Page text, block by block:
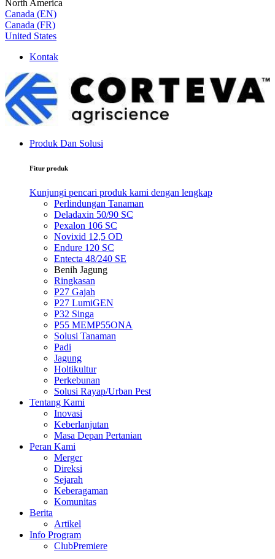
North America
Canada (EN)
Canada (FR)
United States
Kontak
Produk Dan Solusi
Fitur produk
Kunjungi pencari produk kami dengan lengkap
Perlindungan Tanaman
Deladaxin 50/90 SC
Pexalon 106 SC
Novixid 12,5 OD
Endure 120 SC
Entecta 48/240 SE
Benih Jagung
Ringkasan
P27 Gajah
P27 LumiGEN
P32 Singa
P55 MEMP55ONA
Solusi Tanaman
Padi
Jagung
Holtikultur
Perkebunan
Solusi Rayap/Urban Pest
Tentang Kami
Inovasi
Keberlanjutan
Masa Depan Pertanian
Peran Kami
Merger
Direksi
Sejarah
Keberagaman
Komunitas
Berita
Artikel
Info Program
ClubPremiere